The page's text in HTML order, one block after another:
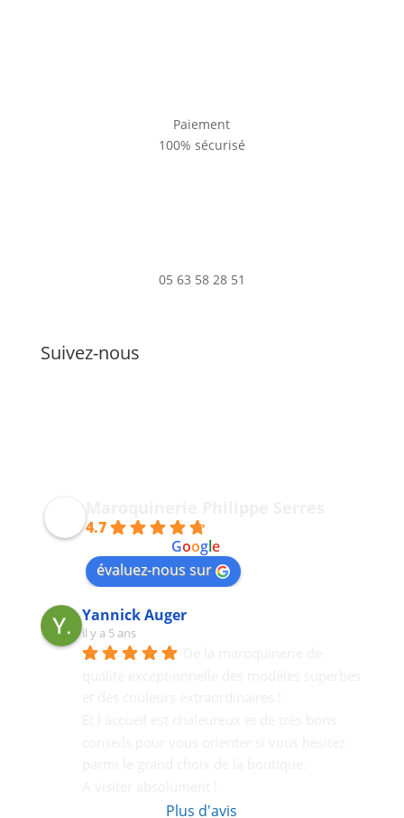
Paiement
100% sécurisé
05 63 58 28 51
Suivez-nous
Maroquinerie Philippe Serres
4.7
Google
évaluez-nous sur
Yannick Auger
il y a 5 ans
Plus d'avis